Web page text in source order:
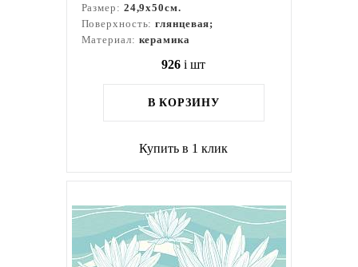
Размер: 24,9x50см.
Поверхность:глянцевая;
Материал: керамика
926 i шт
В КОРЗИНУ
Купить в 1 клик